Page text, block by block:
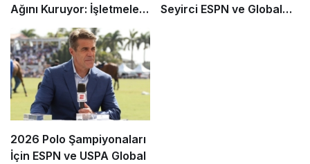
Ağını Kuruyor: İşletmeler
İçin Başvurular Açıldı
Seyirci ESPN ve Global
2026 Polo Şampiyonaları
İçin ESPN ve USPA Global